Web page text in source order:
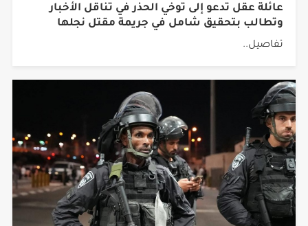
عائلة عقل تدعو إلى توخي الحذر في تناقل الأخبار
وتطالب بتحقيق شامل في جريمة مقتل نجلها
تفاصيل..